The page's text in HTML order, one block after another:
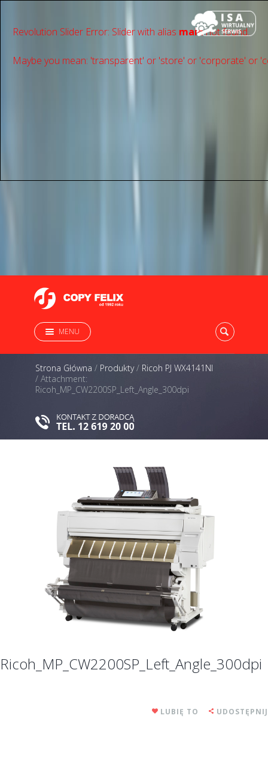
Revolution Slider Error: Slider with alias mainnot found.
Maybe you mean: 'transparent' or 'store' or 'сorporate' or
MENU
Strona Główna / Produkty/ Ricoh PJ WX4141NI
/ Attachment:
Ricoh_MP_CW2200SP_Left_Angle_300dpi
Ricoh_MP_CW2200SP_Left_Angle_300dpi
LUBIĘ TO UDOSTĘPNIJ